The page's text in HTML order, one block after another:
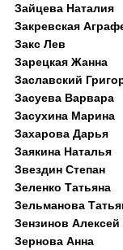
Зайцева Наталия
Закревская
Закс Лев
Зарецкая Жанна
Заславский
Засуева Варвара
Засухина Марина
Захарова Дарья
Заякина Наталья
Звездин Степан
Зеленко Татьяна
Зельманова
Зензинов Алексей
Зернова Анна